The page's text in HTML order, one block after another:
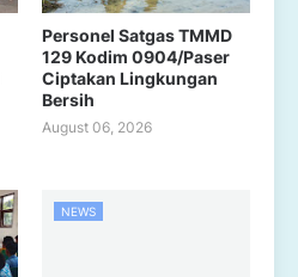
Personel Satgas TMMD
129 Kodim 0904/Paser
Ciptakan Lingkungan
Bersih
August 06, 2026
NEWS